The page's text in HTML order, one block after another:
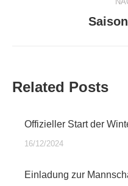
Related Posts
Offizieller Start der
16/12/2024
Einladung zur